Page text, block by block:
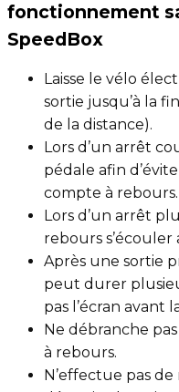
fonctionnement
SpeedBox
Laisse le vélo
sortie jusqu’à la
de la distance).
Lors d’un arrêt
pédale afin
compte à rebours.
Lors d’un arrêt
rebours
Après une sortie
peut durer
pas l’écran avant
Ne débranche
à rebours.
N’effectue pas